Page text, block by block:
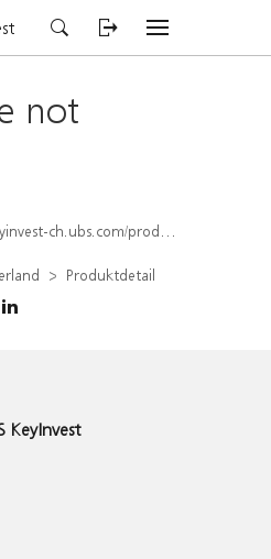
not
produkt/detail/index/isin/CH1567425231
Produktdetail
KeyInvest